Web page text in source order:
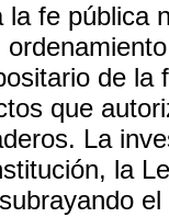
la fe pública
de la
que
La
la